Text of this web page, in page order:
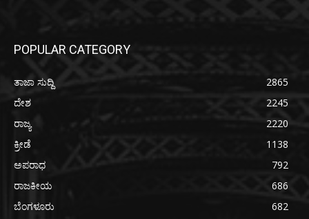
POPULAR CATEGORY
ತಾಜಾ ಸುದ್ದಿ
2865
ದೇಶ
2245
ರಾಜ್ಯ
2220
ಕ್ರೀಡೆ
1138
ಅಪರಾಧ
792
ರಾಜಕೀಯ
686
ಬೆಂಗಳೂರು
682